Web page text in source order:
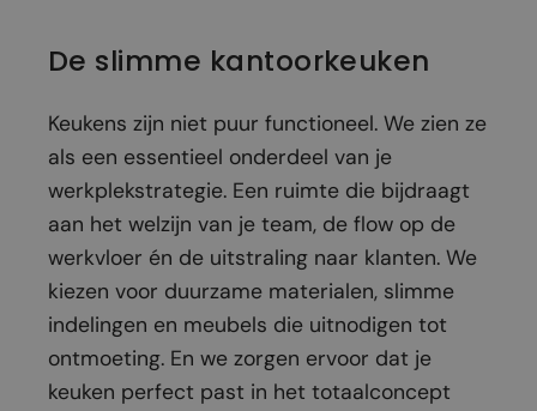
De slimme kantoorkeuken
Keukens zijn niet puur functioneel. We zien ze
als een essentieel onderdeel van je
werkplekstrategie. Een ruimte die bijdraagt
aan het welzijn van je team, de flow op de
werkvloer én de uitstraling naar klanten. We
kiezen voor duurzame materialen, slimme
indelingen en meubels die uitnodigen tot
ontmoeting. En we zorgen ervoor dat je
keuken perfect past in het totaalconcept